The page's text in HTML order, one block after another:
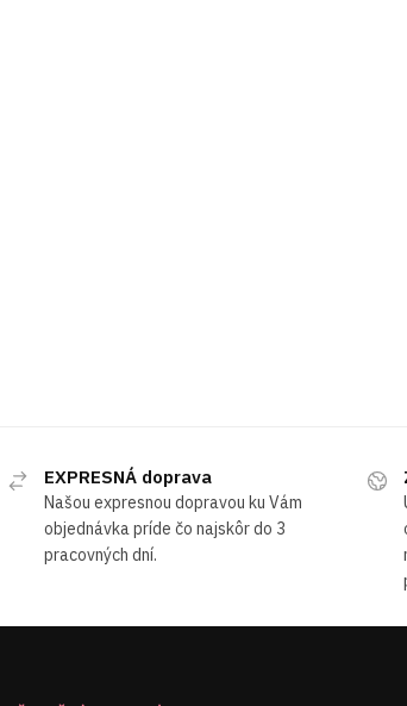
EXPRESNÁ doprava
Našou expresnou dopravou ku Vám
objednávka príde čo najskôr do 3
pracovných dní.